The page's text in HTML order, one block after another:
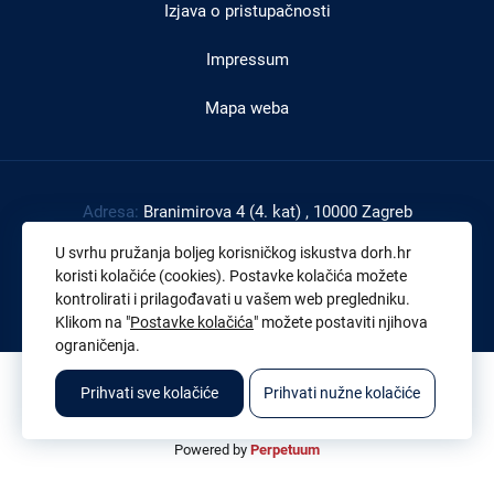
Izjava o pristupačnosti
Impressum
Mapa weba
Adresa: Branimirova 4 (4. kat) , 10000 Zagreb
Tel: +385 1 4591 888
Faks:+385 1 4591 816
OIB:43539267895
© 2026. Sva prava pridržana. Državno odvjetništvo Republike Hrvatske
Powered by Perpetuum
U svrhu pružanja boljeg korisničkog iskustva dorh.hr
koristi kolačiće (cookies). Postavke kolačića možete
kontrolirati i prilagođavati u vašem web pregledniku.
Klikom na "Postavke kolačića" možete postaviti njihova
ograničenja.
Prihvati sve kolačiće Prihvati nužne kolačiće